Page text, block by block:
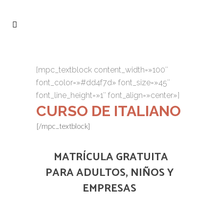
[mpc_textblock content_width=»100″
font_color=»#dd4f7d» font_size=»45″
font_line_height=»1″ font_align=»center»]
CURSO DE ITALIANO
[/mpc_textblock]
MATRÍCULA GRATUITA
PARA ADULTOS, NIÑOS Y
EMPRESAS